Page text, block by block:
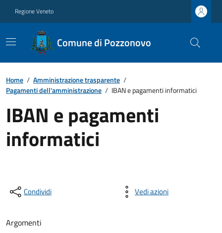
Regione Veneto
Comune di Pozzonovo
Home / Amministrazione trasparente /
Pagamenti dell'amministrazione / IBAN e pagamenti informatici
IBAN e pagamenti
informatici
Condividi Vedi azioni
Argomenti